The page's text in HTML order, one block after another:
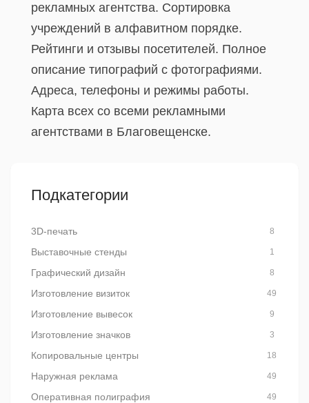
рекламных агентства. Сортировка
учреждений в алфавитном порядке.
Рейтинги и отзывы посетителей. Полное
описание типографий с фотографиями.
Адреса, телефоны и режимы работы.
Карта всех со всеми рекламными
агентствами в Благовещенске.
Подкатегории
3D-печать 8
Выставочные стенды 1
Графический дизайн 8
Изготовление визиток 49
Изготовление вывесок 9
Изготовление значков 3
Копировальные центры 18
Наружная реклама 49
Оперативная полиграфия 49